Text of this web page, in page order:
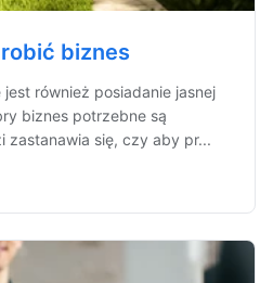
biznes
również posiadanie jasnej
biznes potrzebne są
zastanawia się, czy aby pr...